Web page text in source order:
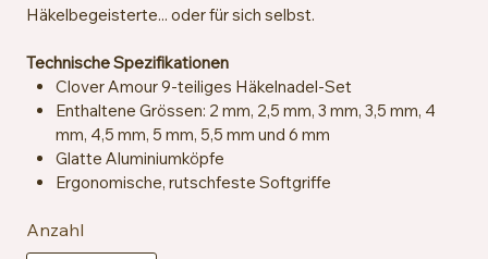
Häkelbegeisterte... oder für sich selbst.
Technische Spezifikationen
Clover Amour 9-teiliges Häkelnadel-Set
Enthaltene Grössen: 2 mm, 2,5 mm, 3 mm, 3,5 mm, 4
mm, 4,5 mm, 5 mm, 5,5 mm und 6 mm
Glatte Aluminiumköpfe
Ergonomische, rutschfeste Softgriffe
Anzahl